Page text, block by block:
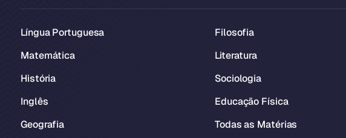
Língua Portuguesa
Matemática
História
Inglês
Geografia
Filosofia
Literatura
Sociologia
Educação Física
Todas as Matérias